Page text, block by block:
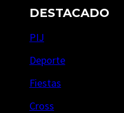
DESTACADO
PIJ
Deporte
Fiestas
Cross